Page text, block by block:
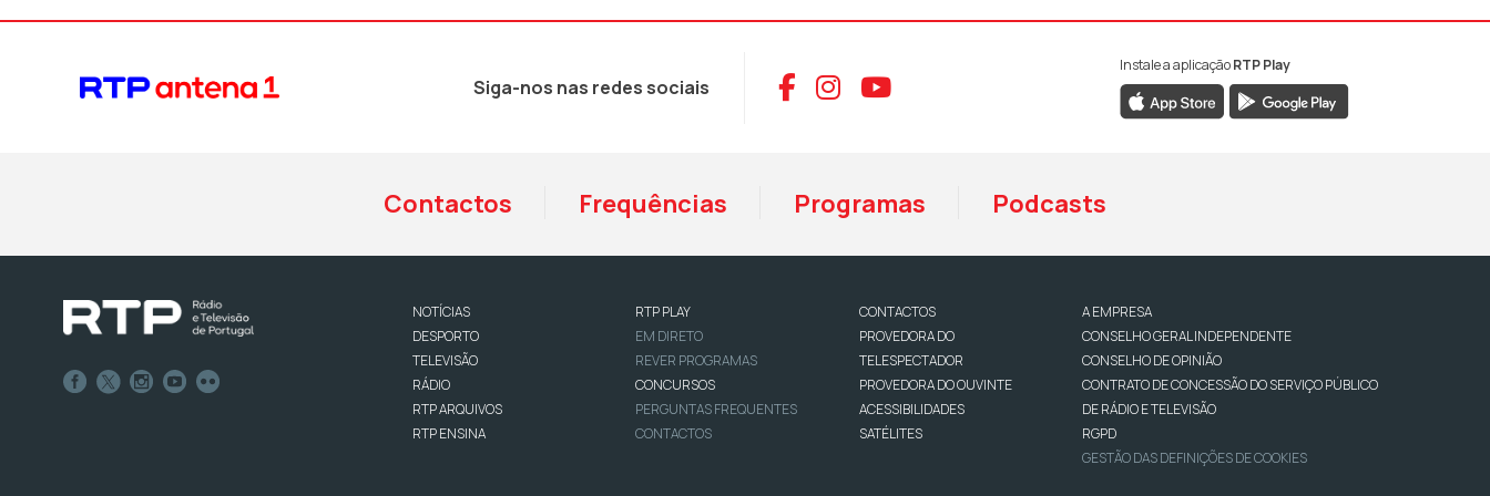
Siga-nos nas redes sociais Aceder ao Facebook da RTP Antena 1
Aceder ao Instagram da RTP Antena 1
Aceder ao YouTube da RTP Antena 1
Instale a aplicaçãoRTP Play
Contactos Frequências Programas Podcasts
NOTÍCIAS
DESPORTO
TELEVISÃO
RÁDIO
RTP ARQUIVOS
RTP ENSINA
RTP PLAY
EM DIRETO
REVER PROGRAMAS
CONCURSOS
PERGUNTAS FREQUENTES
CONTACTOS
CONTACTOS
PROVEDORA DO
TELESPECTADOR
PROVEDORA DO OUVINTE
ACESSIBILIDADES
SATÉLITES
A EMPRESA
CONSELHO GERAL INDEPENDENTE
CONSELHO DE OPINIÃO
CONTRATO DE CONCESSÃO DO SERVIÇO PÚBLICO
DE RÁDIO E TELEVISÃO
RGPD
GESTÃO DAS DEFINIÇÕES DE COOKIES